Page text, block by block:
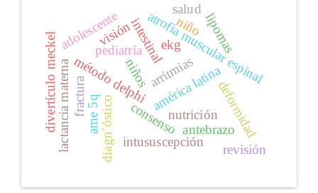
método delphi
consenso
lactancia materna nutrición
ekg
niños arritmias
atrofia muscular espinal
diagn´óstico
américa latina
ame 5q
divertículo meckel
intususcepción
intestinal
pediatría
fractura deformidad
antebrazo
niño
adolescente lipomas
revisión
salud
visión